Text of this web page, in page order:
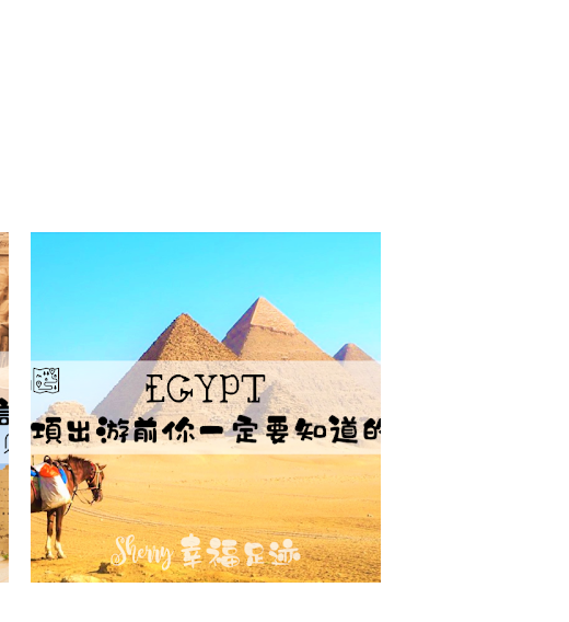
【埃及】12 项出游前你一定要
知道的事
APRIL 11, 2019